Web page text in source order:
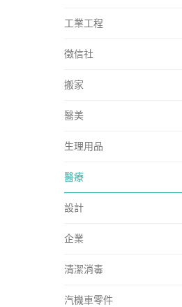
工業工程
徵信社
搬家
醫美
生理用品
醫療
設計
企業
清潔消毒
汽機車零件